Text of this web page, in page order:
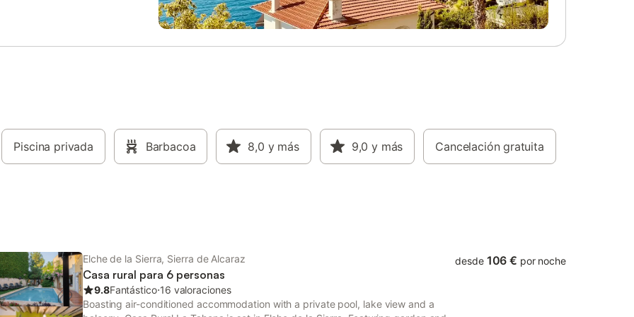
arrendará a grupos de jovenes
espera que los huéspedes
paz y limiten el ruido
Piscina privada Barbacoa 8,0 y más 9,0 y más Cancelación gratuita
Elche de la Sierra, Sierra de Alcaraz
Casa rural para 6 personas
9.8Fantástico⋅16 valoraciones
Boasting air-conditioned accommodation with a private pool, lake view and a
desde 106 € por noche